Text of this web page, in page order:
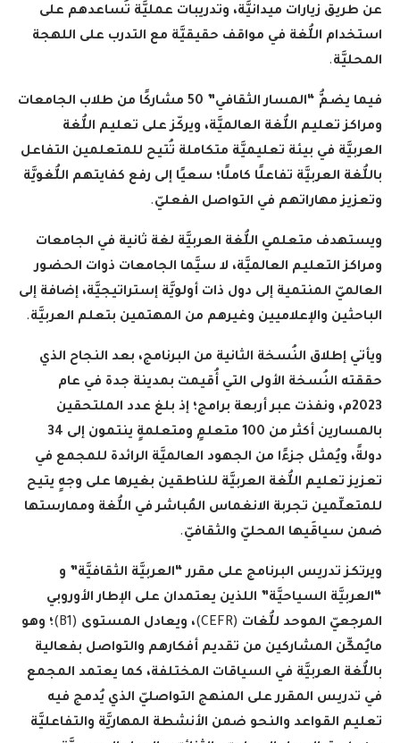
عن طريق زيارات ميدانيَّة، وتدريبات عمليَّة تُساعدهم على
استخدام اللُّغة في مواقف حقيقيَّة مع التدرب على اللهجة
المحليَّة.
فيما يضمُّ “المسار الثقافي” 50 مشاركًا من طلاب الجامعات
ومراكز تعليم اللُّغة العالميَّة، ويركّز على تعليم اللُّغة
العربيَّة في بيئة تعليميَّة متكاملة تُتيح للمتعلمين التفاعل
باللُّغة العربيَّة تفاعلًا كاملًا؛ سعيًا إلى رفع كفايتهم اللُّغويَّة
وتعزيز مهاراتهم في التواصل الفعليّ.
ويستهدف متعلمي اللُّغة العربيَّة لغة ثانية في الجامعات
ومراكز التعليم العالميَّة، لا سيَّما الجامعات ذوات الحضور
العالميّ المنتمية إلى دول ذات أولويَّة إستراتيجيَّة، إضافة إلى
الباحثين والإعلاميين وغيرهم من المهتمين بتعلم العربيَّة.
ويأتي إطلاق النُسخة الثانية من البرنامج، بعد النجاح الذي
حققته النُسخة الأولى التي أُقيمت بمدينة جدة في عام
2023م، ونفذت عبر أربعة برامج؛ إذ بلغ عدد الملتحقين
بالمسارين أكثر من 100 متعلمٍ ومتعلمةٍ ينتمون إلى 34
دولةً، ويُمثل جزءًا من الجهود العالميَّة الرائدة للمجمع في
تعزيز تعليم اللُّغة العربيَّة للناطقين بغيرها على وجهٍ يتيح
للمتعلِّمين تجربة الانغماس المُباشر في اللُّغة وممارستها
ضمن سياقَيها المحليّ والثقافيّ.
ويرتكز تدريس البرنامج على مقرر “العربيَّة الثقافيَّة” و
“العربيَّة السياحيَّة” اللذين يعتمدان على الإطار الأوروبي
المرجعيّ الموحد للُّغات (CEFR) ، ويعادل المستوى (B1)
؛ وهو
مايُمكِّن المشاركين من تقديم أفكارهم والتواصل بفعالية
باللُّغة العربيَّة في السياقات المختلفة، كما يعتمد المجمع
في تدريس المقرر على المنهج التواصليّ الذي يُدمج فيه
تعليم القواعد والنحو ضمن الأنشطة المهاريَّة والتفاعليَّة